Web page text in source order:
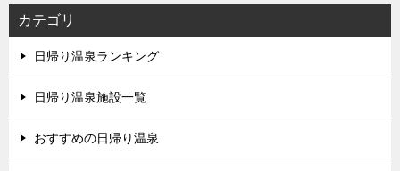
カテゴリ
日帰り温泉ランキング
日帰り温泉施設一覧
おすすめの日帰り温泉